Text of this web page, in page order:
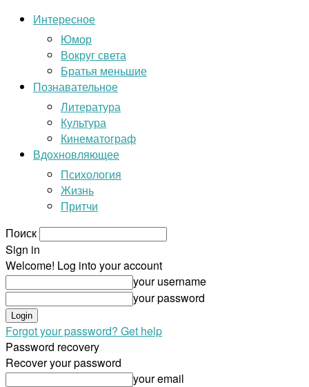
Интересное
Юмор
Вокруг света
Братья меньшие
Познавательное
Литература
Культура
Кинематограф
Вдохновляющее
Психология
Жизнь
Притчи
Поиск
Sign in
Welcome! Log into your account
your username
your password
Forgot your password? Get help
Password recovery
Recover your password
your email